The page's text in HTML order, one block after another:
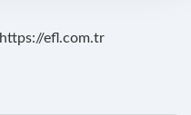
https://efl.com.tr